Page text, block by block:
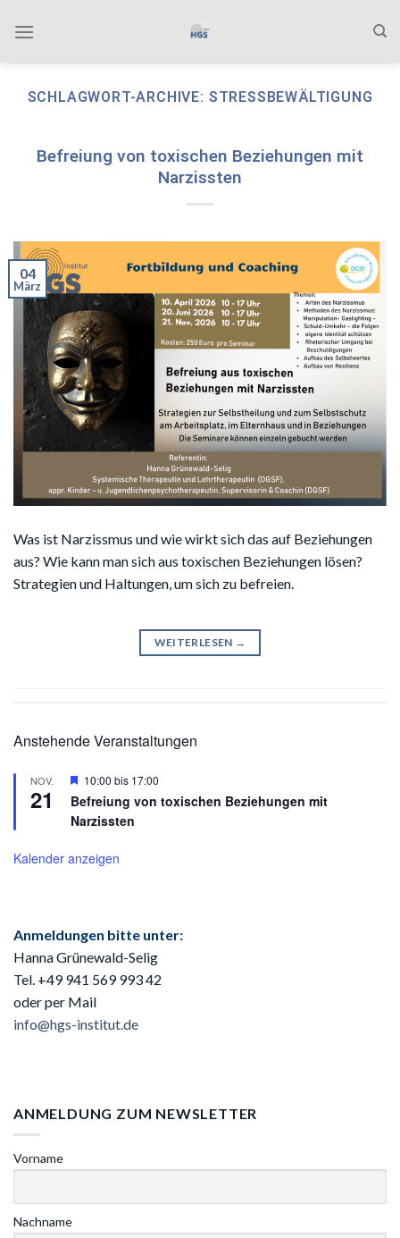
Inhalt
SCHLAGWORT-ARCHIVE: STRESSBEWÄLTIGUNG
Befreiung von toxischen Beziehungen mit
Narzissten
04
März
Was ist Narzissmus und wie wirkt sich das auf Beziehungen
aus? Wie kann man sich aus toxischen Beziehungen lösen?
Strategien und Haltungen, um sich zu befreien.
WEITERLESEN →
Anstehende Veranstaltungen
NOV.
21
Hervorgehoben
10:00 bis 17:00
Befreiung von toxischen Beziehungen mit
Narzissten
Kalender anzeigen
Anmeldungen bitte unter:
Hanna Grünewald-Selig
Tel. +49 941 569 993 42
oder per Mail
info@hgs-institut.de
ANMELDUNG ZUM NEWSLETTER
Vorname
Nachname